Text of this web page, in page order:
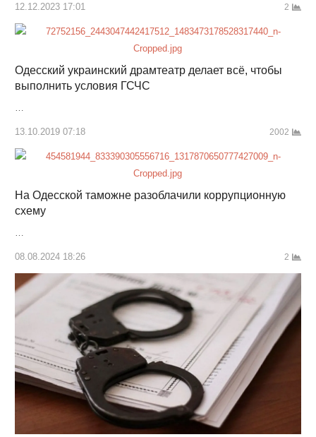
12.12.2023 17:01 2
Одесский украинский драмтеатр делает всё, чтобы
выполнить условия ГСЧС
13.10.2019 07:18 2002
На Одесской таможне разоблачили коррупционную
схему
08.08.2024 18:26 2